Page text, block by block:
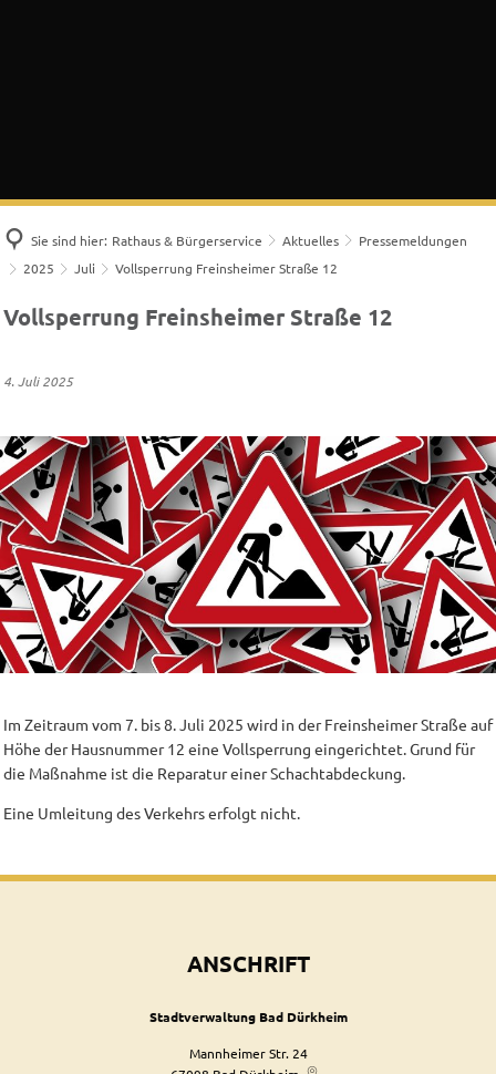
Sie sind hier: Rathaus & Bürgerservice Aktuelles
Pressemeldungen
2025
Juli Vollsperrung Freinsheimer Straße 12
Vollsperrung Freinsheimer Straße 12
4. Juli 2025
Im Zeitraum vom 7. bis 8. Juli 2025 wird in der Freinsheimer Straße auf
Höhe der Hausnummer 12 eine Vollsperrung eingerichtet. Grund für
die Maßnahme ist die Reparatur einer Schachtabdeckung.
Eine Umleitung des Verkehrs erfolgt nicht.
ANSCHRIFT
Stadtverwaltung Bad Dürkheim
Mannheimer Str. 24